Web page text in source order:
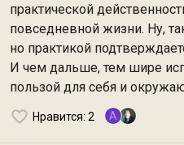
практической
повседневной жизни. Ну,
но практикой
И чем дальше, тем шире
пользой для себя и
Нравится: 2 A